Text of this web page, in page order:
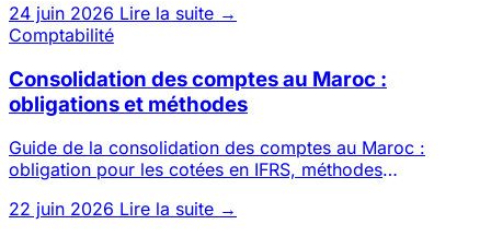
24 juin 2026 Lire la suite →
Comptabilité
Consolidation des comptes au Maroc :
obligations et méthodes
Guide de la consolidation des comptes au Maroc :
obligation pour les cotées en IFRS, méthodes
22 juin 2026 Lire la suite →